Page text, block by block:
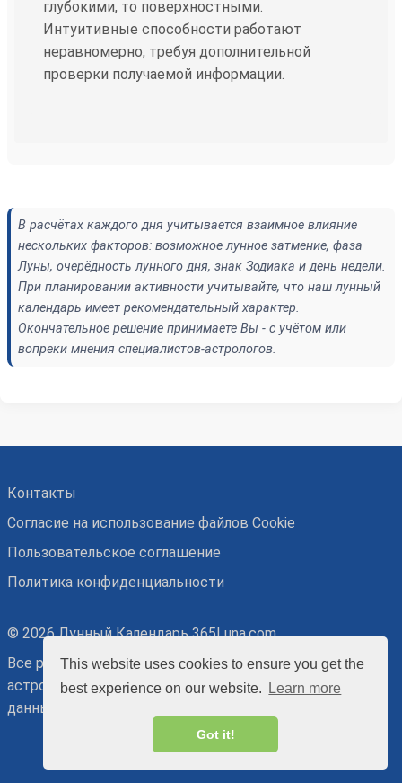
This website uses cookies to ensure you get the
best experience on our website.
Learn more
Got it!
глубокими, то поверхностными.
Интуитивные способности работают
неравномерно, требуя дополнительной
проверки получаемой информации.
В расчётах каждого дня учитывается взаимное влияние
нескольких факторов: возможное лунное затмение, фаза
Луны, очерёдность лунного дня, знак Зодиака и день недели.
При планировании активности учитывайте, что наш лунный
календарь имеет рекомендательный характер.
Окончательное решение принимаете Вы - с учётом или
вопреки мнения специалистов-астрологов.
Контакты
Согласие на использование файлов Cookie
Пользовательское соглашение
Политика конфиденциальности
© 2026 Лунный Календарь 365Luna.com
Все рекомендации основаны на точных
астрономических и относительных астрологических
данных, потому носят ознакомительный характер.